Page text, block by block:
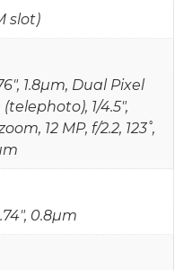
slot)
1.8µm, Dual Pixel
(telephoto), 1/4.5",
12 MP, f/2.2, 123˚,
0.8µm